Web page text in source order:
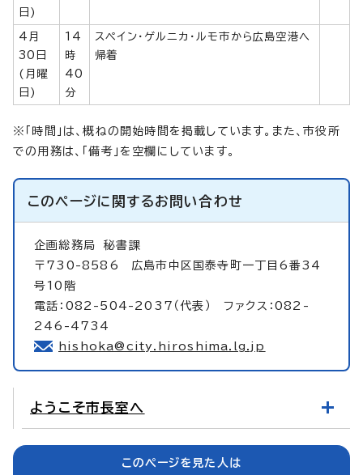
日)
4月
30日
(月曜
日)
14
時
40
分
スペイン・ゲルニカ・ルモ市から広島空港へ
帰着
※「時間」は、概ねの開始時間を掲載しています。また、市役所
での用務は、「備考」を空欄にしています。
このページに関するお問い合わせ
企画総務局秘書課
〒730-8586 広島市中区国泰寺町一丁目6番34
号10階
電話：082-504-2037（代表） ファクス：082-
246-4734
hishoka@city.hiroshima.lg.jp
ようこそ市長室へ
このページを見た人は